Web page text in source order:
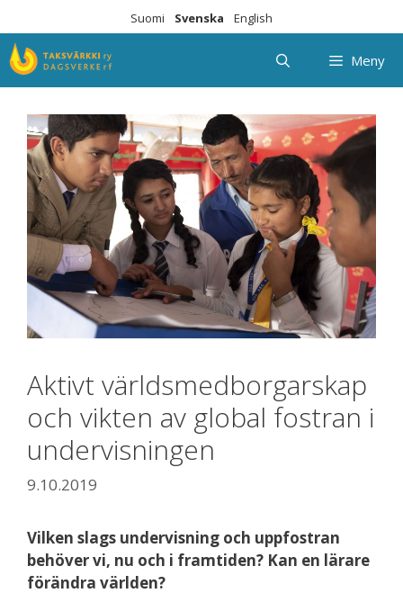
till
innehåll
Suomi Svenska English
Meny
Aktivt världsmedborgarskap
och vikten av global fostran i
undervisningen
9.10.2019
Vilken slags undervisning och uppfostran
behöver vi, nu och i framtiden? Kan en lärare
förändra världen?